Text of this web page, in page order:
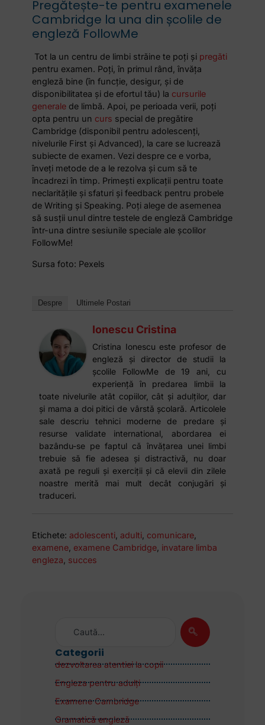
Pregătește-te pentru examenele
Cambridge la una din școlile de
engleză FollowMe
Tot la un centru de limbi străine te poți și pregăti
pentru examen. Poți, în primul rând, învăța
engleză bine (în funcție, desigur, și de
disponibilitatea și de efortul tău) la cursurile
generale de limbă. Apoi, pe perioada verii, poți
opta pentru un curs special de pregătire
Cambridge (disponibil pentru adolescenți,
nivelurile First și Advanced), la care se lucrează
subiecte de examen. Vezi despre ce e vorba,
înveți metode de a le rezolva și cum să te
încadrezi în timp. Primești explicații pentru toate
neclaritățile și sfaturi și feedback pentru probele
de Writing și Speaking. Poți alege de asemenea
să susții unul dintre testele de engleză Cambridge
într-una dintre sesiunile specialeale școlilor
FollowMe!
Sursa foto: Pexels
Despre Ultimele Postari
Ionescu Cristina
Cristina Ionescu este profesor de
engleză și director de studii la
școlile FollowMe de 19 ani, cu
experiență în predarea limbii la
toate nivelurile atât copiilor, cât și adulților, dar
și mama a doi pitici de vârstă școlară. Articolele
sale descriu tehnici moderne de predare și
resurse validate international, abordarea ei
bazându-se pe faptul că învățarea unei limbi
trebuie să fie adesea și distractivă, nu doar
axată pe reguli și exerciții și că elevii din zilele
noastre merită mai mult decât conjugări și
traduceri.
Etichete: adolescenti, adulti, comunicare,
examene, examene Cambridge, invatare limba
engleza, succes
Categorii
dezvoltarea atentiei la copii
Engleza pentru adulţi
Examene Cambridge
Gramatică engleză